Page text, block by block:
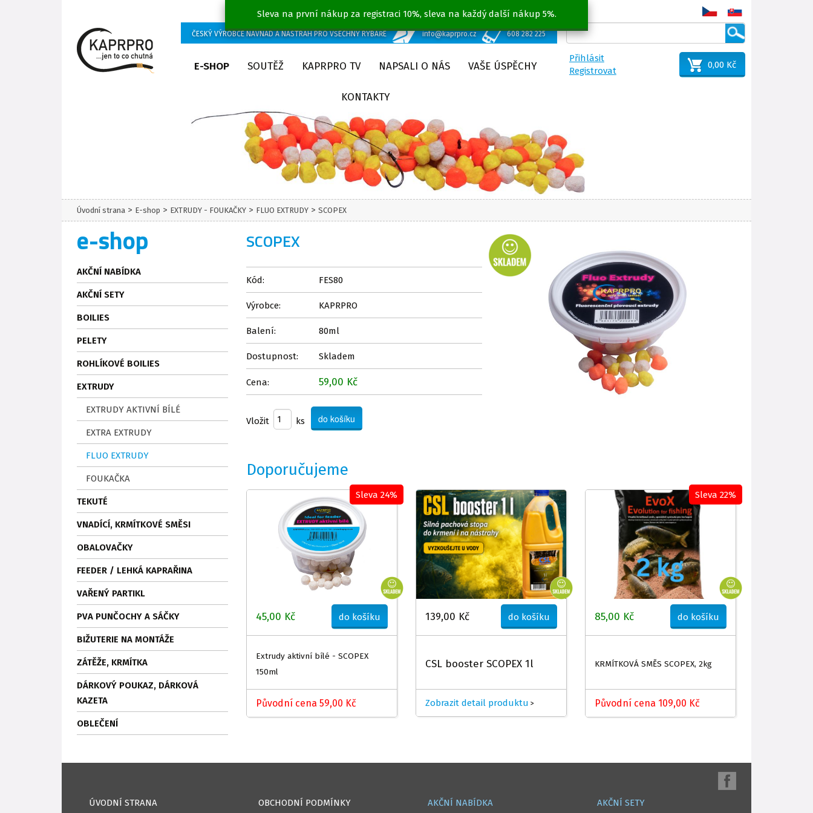
Sleva na první nákup za registraci 10%, sleva na každý další nákup 5%.
ČESKÝ VÝROBCE NÁVNAD A NÁSTRAH PRO VŠECHNY RYBÁŘE info@kaprpro.cz 608 282 225
E-SHOP SOUTĚŽ KAPRPRO TV NAPSALI O NÁS VAŠE ÚSPĚCHY
KONTAKTY
Přihlásit
Registrovat
0,00 Kč
Úvodní strana > E-shop > EXTRUDY - FOUKAČKY > FLUO EXTRUDY > SCOPEX
e-shop
AKČNÍ NABÍDKA
AKČNÍ SETY
BOILIES
PELETY
ROHLÍKOVÉ BOILIES
EXTRUDY
EXTRUDY AKTIVNÍ BÍLÉ
EXTRA EXTRUDY
FLUO EXTRUDY
FOUKAČKA
TEKUTÉ
VNADÍCÍ, KRMÍTKOVÉ SMĚSI
OBALOVAČKY
FEEDER / LEHKÁ KAPRAŘINA
VAŘENÝ PARTIKL
PVA PUNČOCHY A SÁČKY
BIŽUTERIE NA MONTÁŽE
ZÁTĚŽE, KRMÍTKA
DÁRKOVÝ POUKAZ, DÁRKOVÁ
KAZETA
OBLEČENÍ
SCOPEX
Kód: FES80
Výrobce: KAPRPRO
Balení: 80ml
Dostupnost: Skladem
Cena: 59,00 Kč
Vložit ks
Doporučujeme
45,00 Kč do košíku
Extrudy aktivní bílé - SCOPEX
150ml
Původní cena 59,00 Kč
Sleva 24%
139,00 Kč do košíku
CSL booster SCOPEX 1l
Zobrazit detail produktu >
85,00 Kč do košíku
KRMÍTKOVÁ SMĚS SCOPEX, 2kg
Původní cena 109,00 Kč
Sleva 22%
ÚVODNÍ STRANA OBCHODNÍ PODMÍNKY AKČNÍ NABÍDKA AKČNÍ SETY